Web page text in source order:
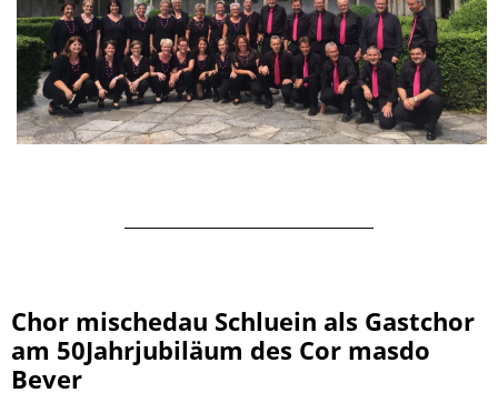
Chor mischedau Schluein als Gastchor
am 50Jahrjubiläum des Cor masdo
Bever